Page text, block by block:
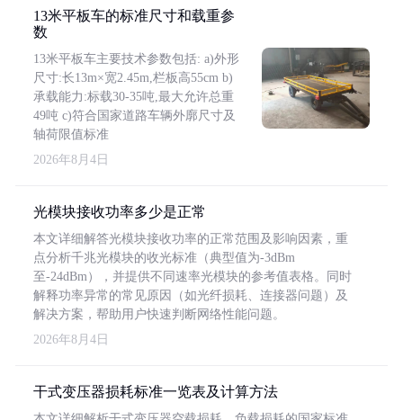
13米平板车的标准尺寸和载重参
数
13米平板车主要技术参数包括: a)外形
尺寸:长13m×宽2.45m,栏板高55cm b)
承载能力:标载30-35吨,最大允许总重
49吨 c)符合国家道路车辆外廓尺寸及
轴荷限值标准
2026年8月4日
光模块接收功率多少是正常
本文详细解答光模块接收功率的正常范围及影响因素，重
点分析千兆光模块的收光标准（典型值为-3dBm
至-24dBm），并提供不同速率光模块的参考值表格。同时
解释功率异常的常见原因（如光纤损耗、连接器问题）及
解决方案，帮助用户快速判断网络性能问题。
2026年8月4日
干式变压器损耗标准一览表及计算方法